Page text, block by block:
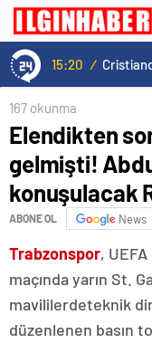
15:20 /
Rapid Wien itirafı
167 okunma
Elendikten
gelmişti!
konuşulacak
ABONE OL News
Trabzonspor,
maçında yarın St.
mavililerdeteknik
düzenlenen basın